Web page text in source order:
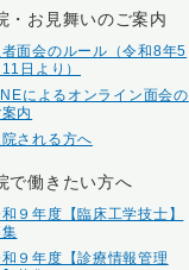
・お見舞いのご案内
面会のルール（令和8年5
日より）
によるオンライン面会の
内
される方へ
で働きたい方へ
９年度【臨床工学技士】
９年度【診療情報管理